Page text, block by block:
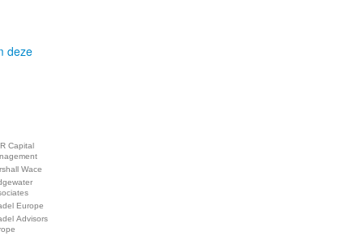
deze
Capital
Wace
Europe
Advisors